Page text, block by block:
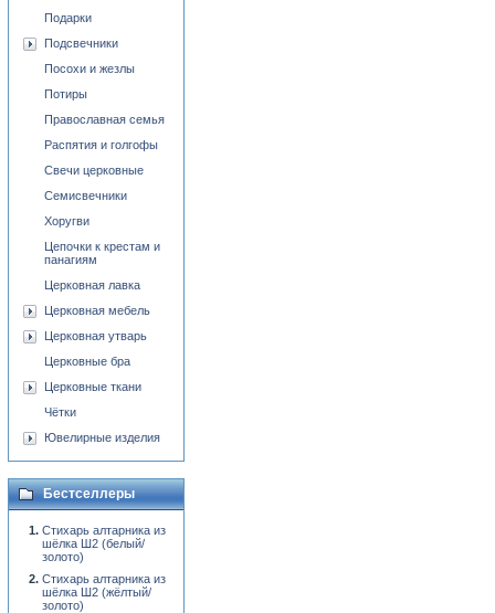
Подарки
Подсвечники
Посохи и жезлы
Потиры
Православная семья
Распятия и голгофы
Свечи церковные
Семисвечники
Хоругви
Цепочки к крестам и
панагиям
Церковная лавка
Церковная мебель
Церковная утварь
Церковные бра
Церковные ткани
Чётки
Ювелирные изделия
Бестселлеры
Стихарь алтарника из
шёлка Ш2 (белый/
золото)
Стихарь алтарника из
шёлка Ш2 (жёлтый/
золото)